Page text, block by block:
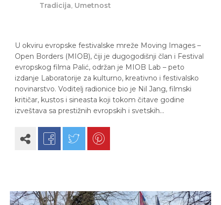
Tradicija, Umetnost
U okviru evropske festivalske mreže Moving Images –
Open Borders (MIOB), čiji je dugogodišnji član i Festival
evropskog filma Palić, održan je MIOB Lab – peto
izdanje Laboratorije za kulturno, kreativno i festivalsko
novinarstvo. Voditelj radionice bio je Nil Jang, filmski
kritičar, kustos i sineasta koji tokom čitave godine
izveštava sa prestižnih evropskih i svetskih…